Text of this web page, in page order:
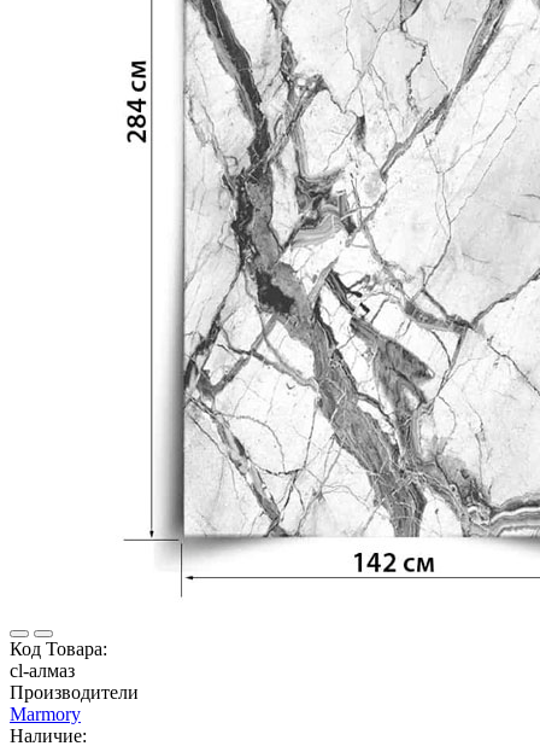
Код Товара:
cl-алмаз
Производители
Marmory
Наличие: